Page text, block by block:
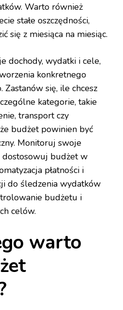
Warto również
stałe oszczędności,
się z miesiąca na miesiąc.
dochody, wydatki i cele,
konkretnego
się, ile chcesz
kategorie, takie
transport czy
budżet powinien być
Monitoruj swoje
dostosowuj budżet w
płatności i
do śledzenia wydatków
budżetu i
celów.
warto